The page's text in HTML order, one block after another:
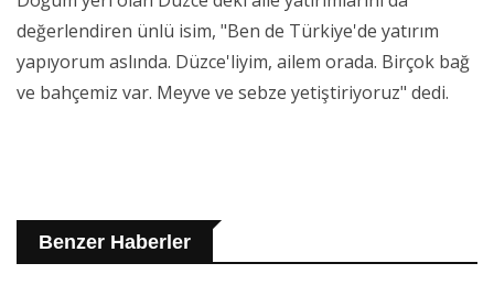
değerlendiren ünlü isim, "Ben de Türkiye'de yatırım
yapıyorum aslında. Düzce'liyim, ailem orada. Birçok bağ
ve bahçemiz var. Meyve ve sebze yetiştiriyoruz" dedi.
Benzer Haberler